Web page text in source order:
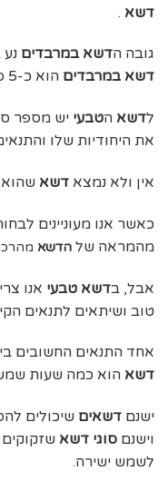
דשא .
גובה הדשא במרבדים נע בין 3-7 ס”מ
דשא במרבדים הוא כ-5 ס”מ.
לדשא הטבעי יש מספר
את היחודיות שלו
אין ולא נמצא דשא שהוא
כאשר אנו מעוניינים
מהמראה של הדשא
אבל, בדשא טבעי אנו
טוב ושיתאים לתנאים
אחד התנאים החשובים
דשא הוא כמה שעות שמש
ישנם דשאים שיכולים
וישנם סוגי דשא
לשמש ישירה.